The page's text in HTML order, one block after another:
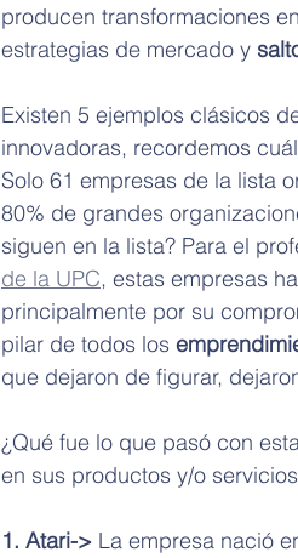
producen transformaciones
estrategias de mercado y
Existen 5 ejemplos clásicos
innovadoras, recordemos
Solo 61 empresas de la lista
80% de grandes
siguen en la lista? Para el
de la UPC, estas empresas
principalmente por su
pilar de todos los
que dejaron de figurar,
¿Qué fue lo que pasó con
en sus productos y/o
1. Atari-> La empresa nació